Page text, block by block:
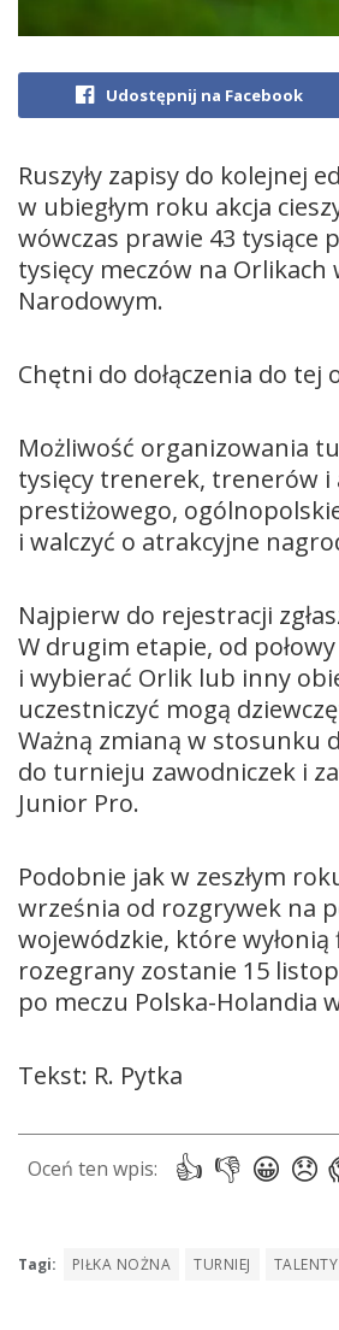
Udostępnij na Facebook
Ruszyły zapisy do kolejnej
w ubiegłym roku akcja
wówczas prawie 43 tysiące
tysięcy meczów na Orlikach
Narodowym.
Chętni do dołączenia do
Możliwość organizowania
tysięcy trenerek, trenerów i
prestiżowego,
i walczyć o atrakcyjne
Najpierw do rejestracji
W drugim etapie, od
i wybierać Orlik lub inny
uczestniczyć mogą
Ważną zmianą w stosunku
do turnieju zawodniczek i
Junior Pro.
Podobnie jak w zeszłym
września od rozgrywek na
wojewódzkie, które wyłonią
rozegrany zostanie 15
po meczu Polska-Holandia
Tekst: R. Pytka
Tagi: PIŁKA NOŻNA TURNIEJ TALENTY